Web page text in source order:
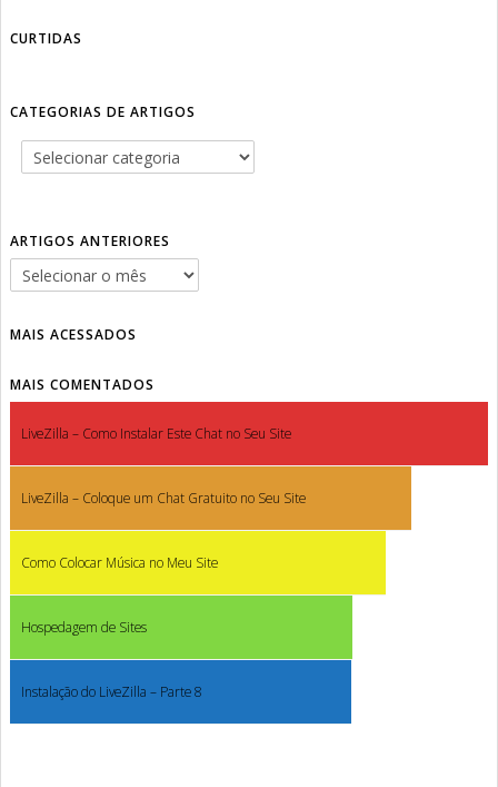
CURTIDAS
CATEGORIAS DE ARTIGOS
ARTIGOS ANTERIORES
MAIS ACESSADOS
MAIS COMENTADOS
LiveZilla – Como Instalar Este Chat no Seu Site
LiveZilla – Coloque um Chat Gratuito no Seu Site
Como Colocar Música no Meu Site
Hospedagem de Sites
Instalação do LiveZilla – Parte 8